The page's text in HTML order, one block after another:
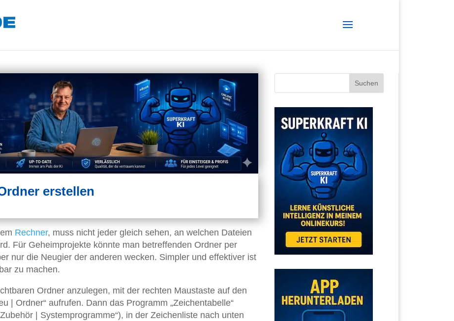
erstellen
Rechner, muss nicht jeder gleich sehen, an welchen Dateien
Für Geheimprojekte könnte man betreffenden Ordner per
nur die Neugier der anderen wecken. Simpler und effektiver ist
zu machen.
Ordner anzulegen, mit der rechten Maustaste auf den
| Ordner“ aufrufen. Dann das Programm „Zeichentabelle“
| Systemprogramme“), in der Zeichenliste nach unten